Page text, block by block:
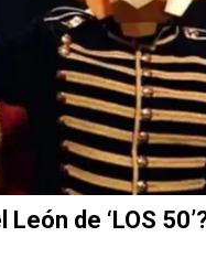
de ‘LOS